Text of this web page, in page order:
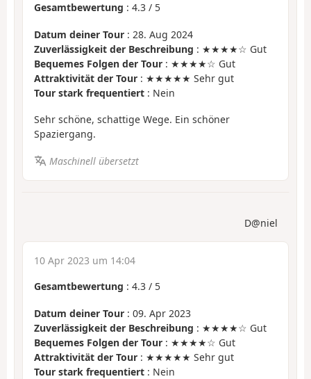
Gesamtbewertung : 4.3 / 5
Datum deiner Tour : 28. Aug 2024
Zuverlässigkeit der Beschreibung : ★★★★☆ Gut
Bequemes Folgen der Tour : ★★★★☆ Gut
Attraktivität der Tour : ★★★★★ Sehr gut
Tour stark frequentiert : Nein
Sehr schöne, schattige Wege. Ein schöner
Spaziergang.
Maschinell übersetzt
D@niel
10 Apr 2023 um 14:04
Gesamtbewertung : 4.3 / 5
Datum deiner Tour : 09. Apr 2023
Zuverlässigkeit der Beschreibung : ★★★★☆ Gut
Bequemes Folgen der Tour : ★★★★☆ Gut
Attraktivität der Tour : ★★★★★ Sehr gut
Tour stark frequentiert : Nein